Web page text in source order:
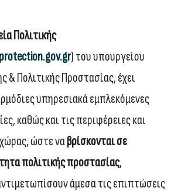
Πολιτικής
) του υπουργείου
& Πολιτικής Προστασίας, έχει
υπηρεσιακά εμπλεκόμενες
καθώς και τις περιφέρειες και
ώστε ναβρίσκονται σε
πολιτικής προστασίας,
άμεσα τις επιπτώσεις